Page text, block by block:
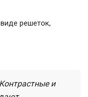
решеток,
и